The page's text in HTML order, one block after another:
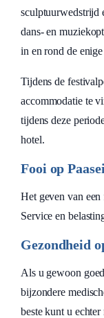
sculptuurwedstrijd
dans- en
in en rond de
Tijdens de
accommodatie te
tijdens deze
hotel.
Fooi op
Het geven van
Service en
Gezondheid
Als u gewoon
bijzondere
beste kunt u